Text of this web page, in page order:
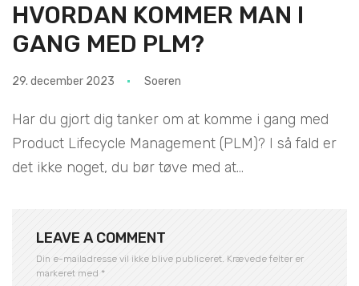
HVORDAN KOMMER MAN I
GANG MED PLM?
29. december 2023 Soeren
Har du gjort dig tanker om at komme i gang med
Product Lifecycle Management (PLM)? I så fald er
det ikke noget, du bør tøve med at...
LEAVE A COMMENT
Din e-mailadresse vil ikke blive publiceret. Krævede felter er
markeret med *